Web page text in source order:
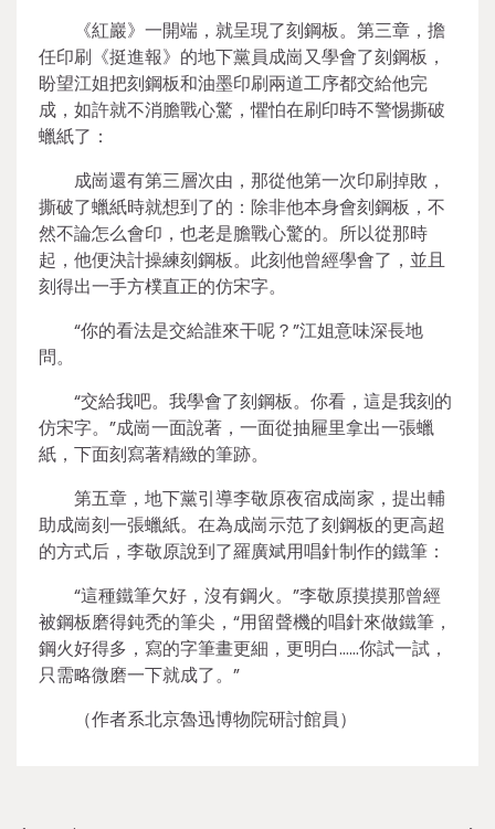
《紅巖》一開端，就呈現了刻鋼板。第三章，擔
任印刷《挺進報》的地下黨員成崗又學會了刻鋼板，
盼望江姐把刻鋼板和油墨印刷兩道工序都交給他完
成，如許就不消膽戰心驚，懼怕在刷印時不警惕撕破
蠟紙了：
成崗還有第三層次由，那從他第一次印刷掉敗，
撕破了蠟紙時就想到了的：除非他本身會刻鋼板，不
然不論怎么會印，也老是膽戰心驚的。所以從那時
起，他便決計操練刻鋼板。此刻他曾經學會了，並且
刻得出一手方樸直正的仿宋字。
“你的看法是交給誰來干呢？”江姐意味深長地
問。
“交給我吧。我學會了刻鋼板。你看，這是我刻的
仿宋字。”成崗一面說著，一面從抽屜里拿出一張蠟
紙，下面刻寫著精緻的筆跡。
第五章，地下黨引導李敬原夜宿成崗家，提出輔
助成崗刻一張蠟紙。在為成崗示范了刻鋼板的更高超
的方式后，李敬原說到了羅廣斌用唱針制作的鐵筆：
“這種鐵筆欠好，沒有鋼火。”李敬原摸摸那曾經
被鋼板磨得鈍禿的筆尖，“用留聲機的唱針來做鐵筆，
鋼火好得多，寫的字筆畫更細，更明白……你試一試，
只需略微磨一下就成了。”
（作者系北京魯迅博物院研討館員）